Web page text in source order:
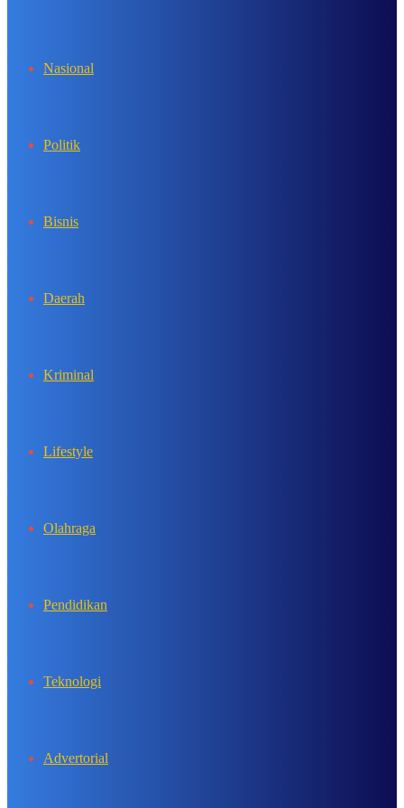
Nasional
Politik
Bisnis
Daerah
Kriminal
Lifestyle
Olahraga
Pendidikan
Teknologi
Advertorial